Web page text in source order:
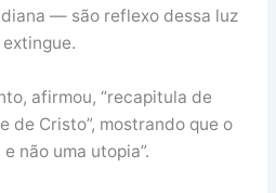
— são reflexo dessa luz
afirmou, “recapitula de
de Cristo”, mostrando que o
não uma utopia”.